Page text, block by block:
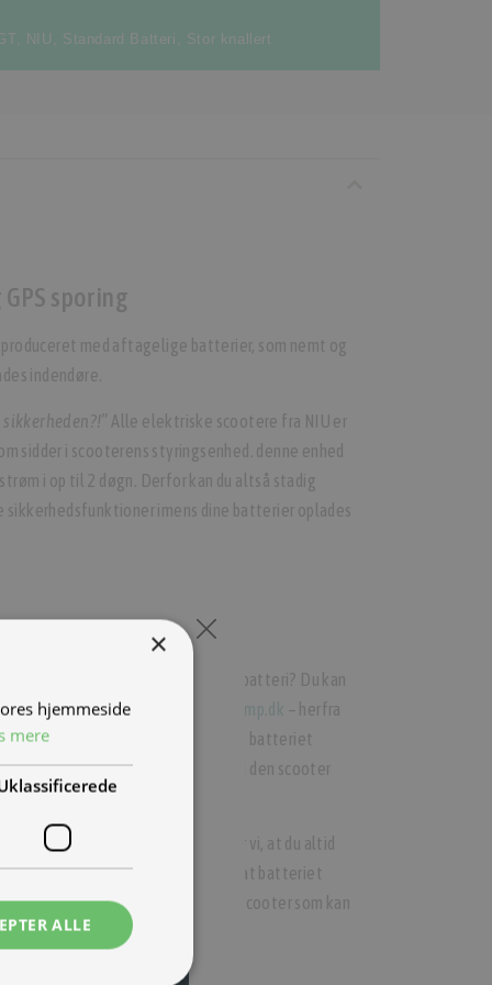
, NIU , Standard Batteri , Stor knallert
sporing
med aftagelige batterier, som nemt og
indendøre.
sikkerheden?!” Alle elektriske scootere fra NIU er
sidder i scooterens styringsenhed. denne enhed
i op til 2 døgn. Derfor kan du altså stadig
sikkerhedsfunktioner imens dine batterier oplades
surt for tyven!
stjålet? eller har nogle stjålet dit batteri? Du kan
landets NIU importør, på
info@tmp.dk – herfra
på en global blacklist, som gør at batteriet
til en anden NIU scooter end den scooter
eller et ekstra batteri anbefaler vi, at du altid
. alternativt skal du sikre dig at batteriet
video af at batteriet sidder i en scooter som kan
×
hjemmeside
mere
ALLE